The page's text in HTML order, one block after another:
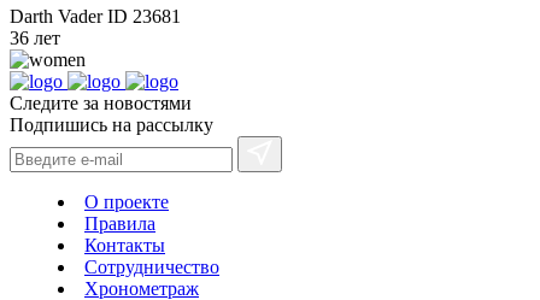
Darth Vader ID 23681
36 лет
Следите за новостями
Подпишись на рассылку
О проекте
Правила
Контакты
Сотрудничество
Хронометраж